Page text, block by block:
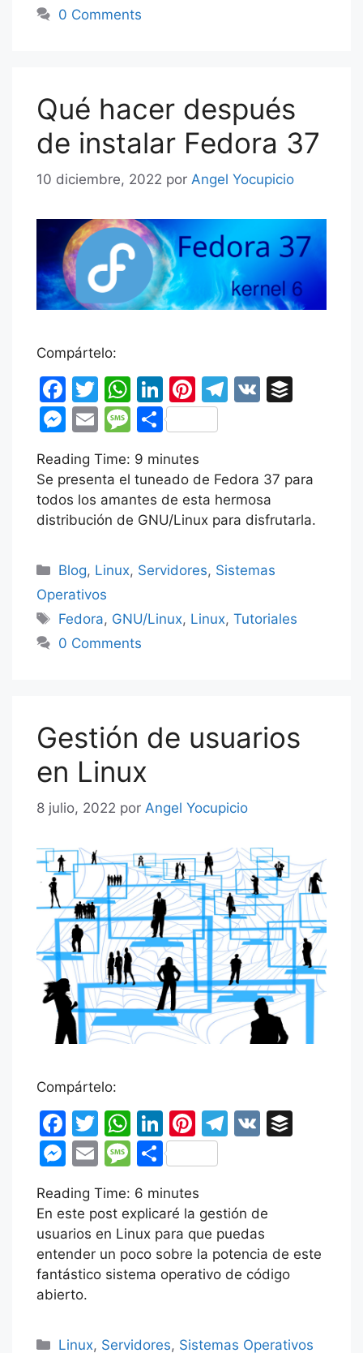
0 Comments
Qué hacer después
de instalar Fedora 37
10 diciembre, 2022 por Angel Yocupicio
Compártelo:
F
a
c
e
b
o
k
T
w
itt
er
W
h
at
s
A
p
Li
n
k
e
dI
n
Pi
nt
er
e
st
T
gr
a
m
V
M
e
s
s
e
g
er
E
m
ai
l
M
e
s
s
a
e
C
m
p
ar
Reading Time: 9 minutes
Se presenta el tuneado de Fedora 37 para
todos los amantes de esta hermosa
distribución de GNU/Linux para disfrutarla.
Categorías
Blog, Linux, Servidores, Sistemas
Operativos
Etiquetas
Fedora, GNU/Linux, Linux,Tutoriales
0 Comments
Gestión de usuarios
en Linux
8 julio, 2022 por Angel Yocupicio
Compártelo:
F
a
c
e
b
o
o
k
T
w
itt
er
W
h
at
s
A
p
p
Li
n
k
e
dI
n
Pi
nt
er
e
st
T
gr
a
m
V
M
e
s
s
e
n
g
er
E
m
ai
l
M
e
s
s
a
g
C
m
p
ar
tir
Reading Time: 6 minutes
En este post explicaré la gestión de
usuarios en Linux para que puedas
entender un poco sobre la potencia de este
fantástico sistema operativo de código
abierto.
Categorías
Linux, Servidores, Sistemas Operativos